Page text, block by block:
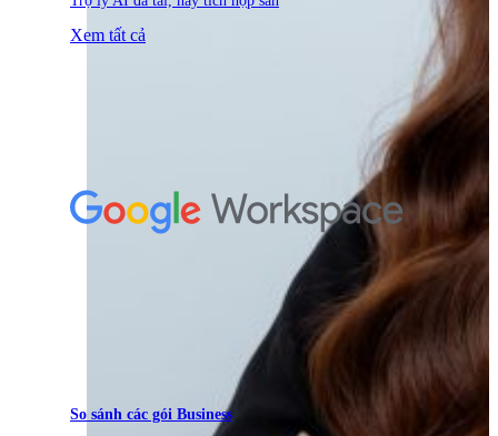
Xem tất cả
So sánh các gói Business